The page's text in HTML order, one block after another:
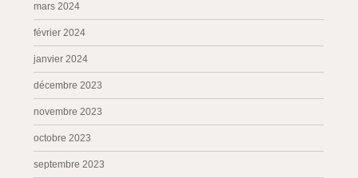
mars 2024
février 2024
janvier 2024
décembre 2023
novembre 2023
octobre 2023
septembre 2023